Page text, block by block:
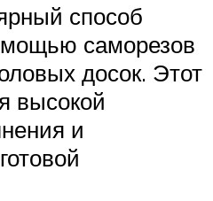
способ
саморезов
досок. Этот
высокой
и